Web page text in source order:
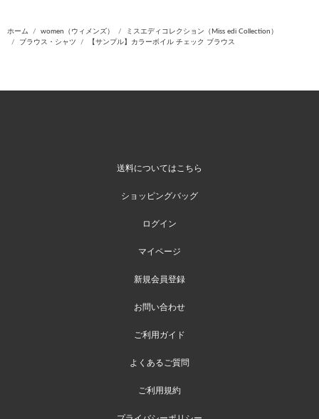
ホーム women（ウィメンズ）
ミスエディコレクション（Miss edi Collection）
ブラウス・シャツ
【サンプル】カラーボイル チェック ブラウス
送料についてはこちら
ショッピングバッグ
ログイン
マイページ
新規会員登録
お問い合わせ
ご利用ガイド
よくあるご質問
ご利用規約